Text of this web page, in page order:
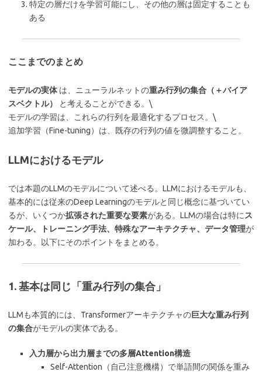
特定の層だけを学習可能にし、その他の層は固定することも
ある
ここまでのまとめ
モデルの実体は、ニューラルネットの重み行列の集合（＋バイア
スベクトル）
と考えることができる。\
モデルの学習は、これらの行列を最適化するプロセス。\
追加学習（Fine-tuning）は、既存の行列の値を微調整すること。
LLMにおけるモデル
では本題のLLMのモデルについて述べる。LLMにおけるモデルも、
基本的には従来のDeep Learningのモデルと同じ概念に基づいてい
るが、いくつか拡張された重要な要素がある。LLMの場合は特に ス
ケール、トレーニング手法、特殊なアーキテクチャ、データ管理が
加わる。以下にそのポイントをまとめる。
1. 基本は同じ「重み行列の集合」
LLMも本質的には、Transformerアーキテクチャの巨大な重み行列
の集合がモデルの実体である。
入力層から出力層までの多層Attention構造
Self-Attention（自己注意機構）で単語間の関係を重み